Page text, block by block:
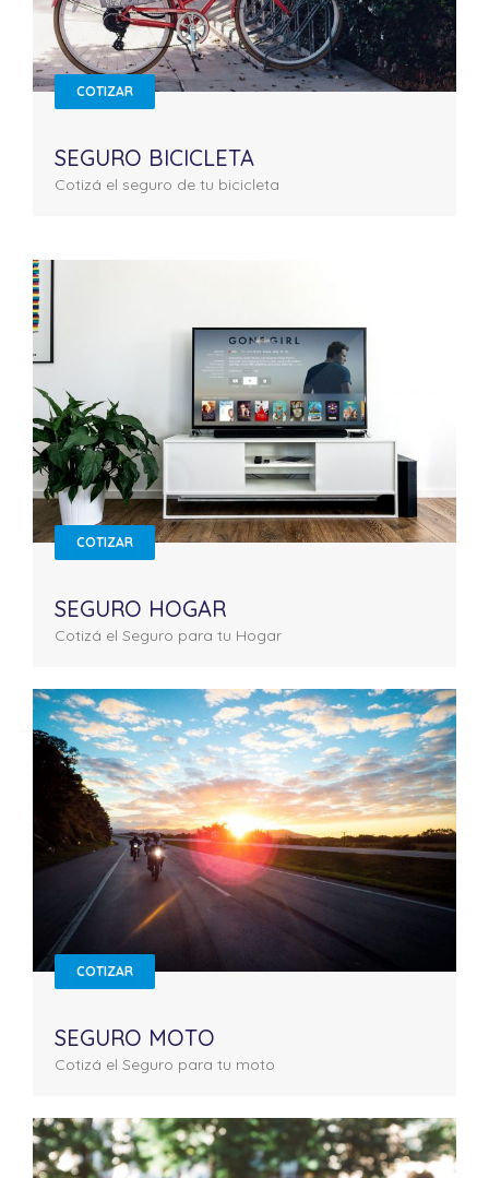
COTIZAR
SEGURO BICICLETA
Cotizá el seguro de tu bicicleta
COTIZAR
SEGURO HOGAR
Cotizá el Seguro para tu Hogar
COTIZAR
SEGURO MOTO
Cotizá el Seguro para tu moto